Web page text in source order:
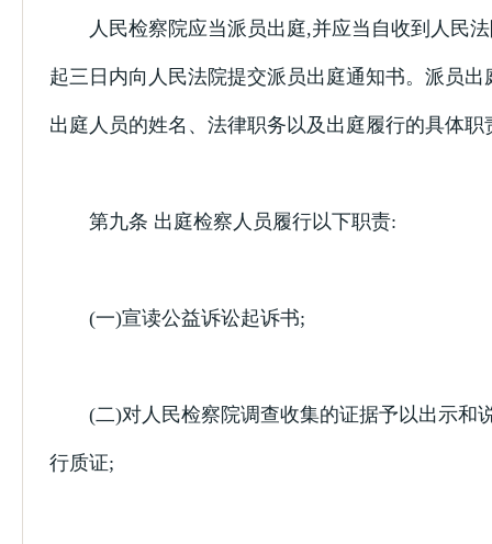
人民检察院应当派员出庭,并应当自收到人民法
起三日内向人民法院提交派员出庭通知书。派员出
出庭人员的姓名、法律职务以及出庭履行的具体职
第九条 出庭检察人员履行以下职责:
(一)宣读公益诉讼起诉书;
(二)对人民检察院调查收集的证据予以出示和
行质证;